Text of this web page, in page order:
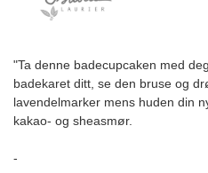
"Ta denne badecupcaken med
badekaret ditt, se den bruse og
lavendelmarker mens huden din
kakao- og sheasmør.
-